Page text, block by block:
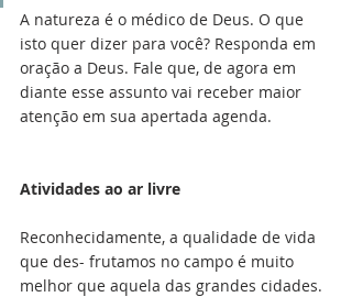
A natureza é o médico de Deus. O que
isto quer dizer para você? Responda em
oração a Deus. Fale que, de agora em
diante esse assunto vai receber maior
atenção em sua apertada agenda.
Atividades ao ar livre
Reconhecidamente, a qualidade de vida
que des- frutamos no campo é muito
melhor que aquela das grandes cidades.